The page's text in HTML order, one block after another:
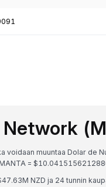
voidaan muuntaa Dolar de
=
NZD ja 24 tunnin